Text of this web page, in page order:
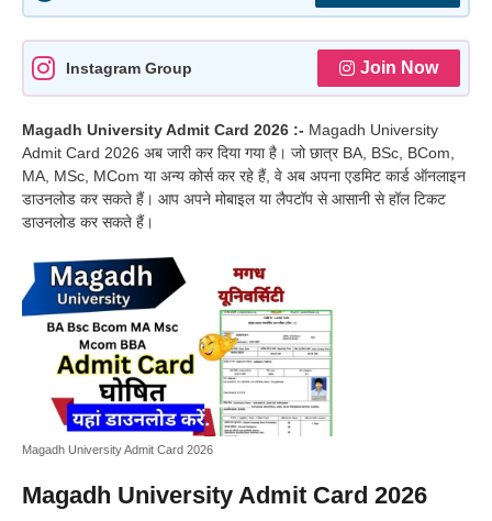
Instagram Group Join Now
Magadh University Admit Card 2026 :- Magadh University
Admit Card 2026 अब जारी कर दिया गया है। जो छात्र BA, BSc, BCom,
MA, MSc, MCom या अन्य कोर्स कर रहे हैं, वे अब अपना एडमिट कार्ड ऑनलाइन
डाउनलोड कर सकते हैं। आप अपने मोबाइल या लैपटॉप से आसानी से हॉल टिकट
डाउनलोड कर सकते हैं।
Magadh University Admit Card 2026
Magadh University Admit Card 2026